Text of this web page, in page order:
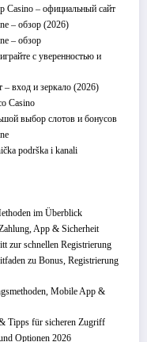
Casino – официальный сайт
– обзор (2026)
– обзор
с уверенностью и
– вход и зеркало (2026)
Casino
выбор слотов и бонусов
podrška i kanali
im Überblick
App & Sicherheit
zur schnellen Registrierung
zu Bonus, Registrierung
Mobile App &
Tipps für sicheren Zugriff
Optionen 2026